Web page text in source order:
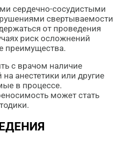
сердечно-сосудистыми
свертываемости
от проведения
риск осложнений
преимущества.
с врачом наличие
анестетики или другие
в процессе.
может стать